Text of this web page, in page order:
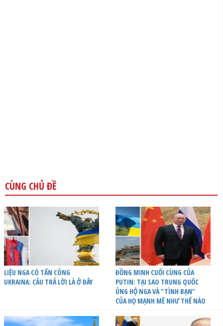
CÙNG CHỦ ĐỀ
LIỆU NGA CÓ TẤN CÔNG
UKRAINA: CÂU TRẢ LỜI LÀ Ở ĐÂY
ĐỒNG MINH CUỐI CÙNG CỦA
PUTIN: TẠI SAO TRUNG QUỐC
ỦNG HỘ NGA VÀ “TÌNH BẠN”
CỦA HỌ MẠNH MẼ NHƯ THẾ NÀO